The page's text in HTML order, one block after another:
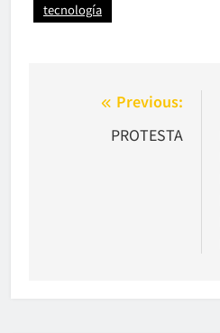
tecnología
Navegación
Previous:
PROTESTA